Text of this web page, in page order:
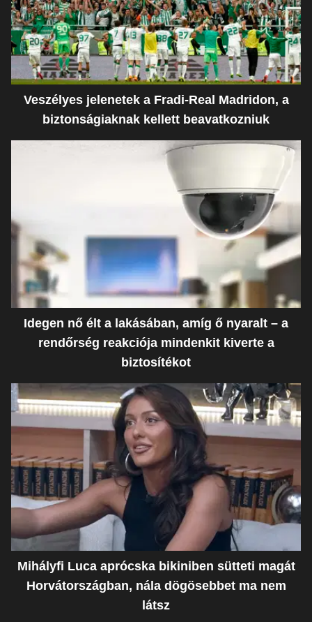
Veszélyes jelenetek a Fradi-Real Madridon, a
biztonságiaknak kellett beavatkozniuk
Idegen nő élt a lakásában, amíg ő nyaralt – a
rendőrség reakciója mindenkit kiverte a
biztosítékot
Mihályfi Luca aprócska bikiniben sütteti magát
Horvátországban, nála dögösebbet ma nem
látsz